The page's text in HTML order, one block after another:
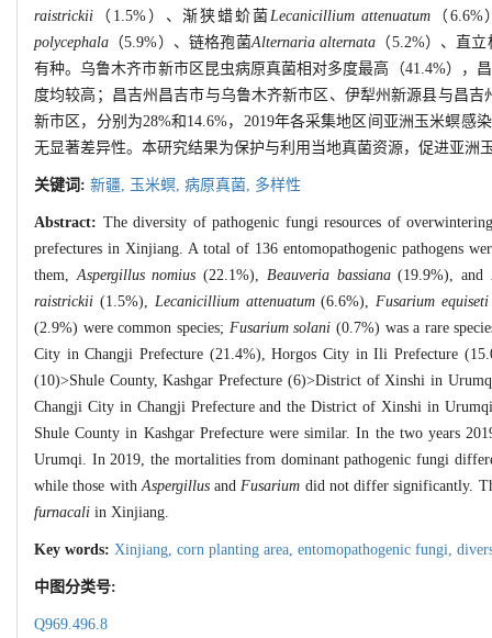
raistrickii （1.5%）、渐狭蜡蚧菌 Lecanicillium attenuatum（6.6%
polycephala （5.9%）、链格孢菌Alternaria alternata （5.2%）、直
有种。乌鲁木齐市新市区昆虫病原真菌相对多度最高（41.4%），
度均较高；昌吉州昌吉市与乌鲁木齐新市区、伊犁州新源县与昌
新市区，分别为28%和14.6%，2019年各采集地区间亚洲玉米螟
无显著差异性。本研究结果为保护与利用当地真菌资源，促进亚洲
关键词: 新疆, 玉米螟, 病原真菌, 多样性
Abstract: The diversity of pathogenic fungi resources of
prefectures in Xinjiang. A total of 136 entomopathogenic pathogens
them,Aspergillus nomius (22.1%), Beauveria bassiana(19.9%), and
raistrickii (1.5%), Lecanicillium attenuatum(6.6%),Fusarium equiseti
(2.9%) were common species; Fusarium solani (0.7%) was a rare
City in Changji Prefecture (21.4%), Horgos City in Ili Prefecture
(10)>Shule County, Kashgar Prefecture (6)>District of Xinshi in
Changji City in Changji Prefecture and the District of Xinshi in
Shule County in Kashgar Prefecture were similar. In the two years
Urumqi. In 2019, the mortalities from dominant pathogenic fungi
while those withAspergillusandFusarium did not differ significantly.
furnacali in Xinjiang.
Key words: Xinjiang, corn planting area, entomopathogenic fungi,
中图分类号:
Q969.496.8